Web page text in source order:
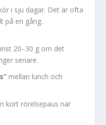
i sju dagar. Det är ofta
på en gång.
20–30 g om det
senare.
mellan lunch och
kort rörelsepaus när